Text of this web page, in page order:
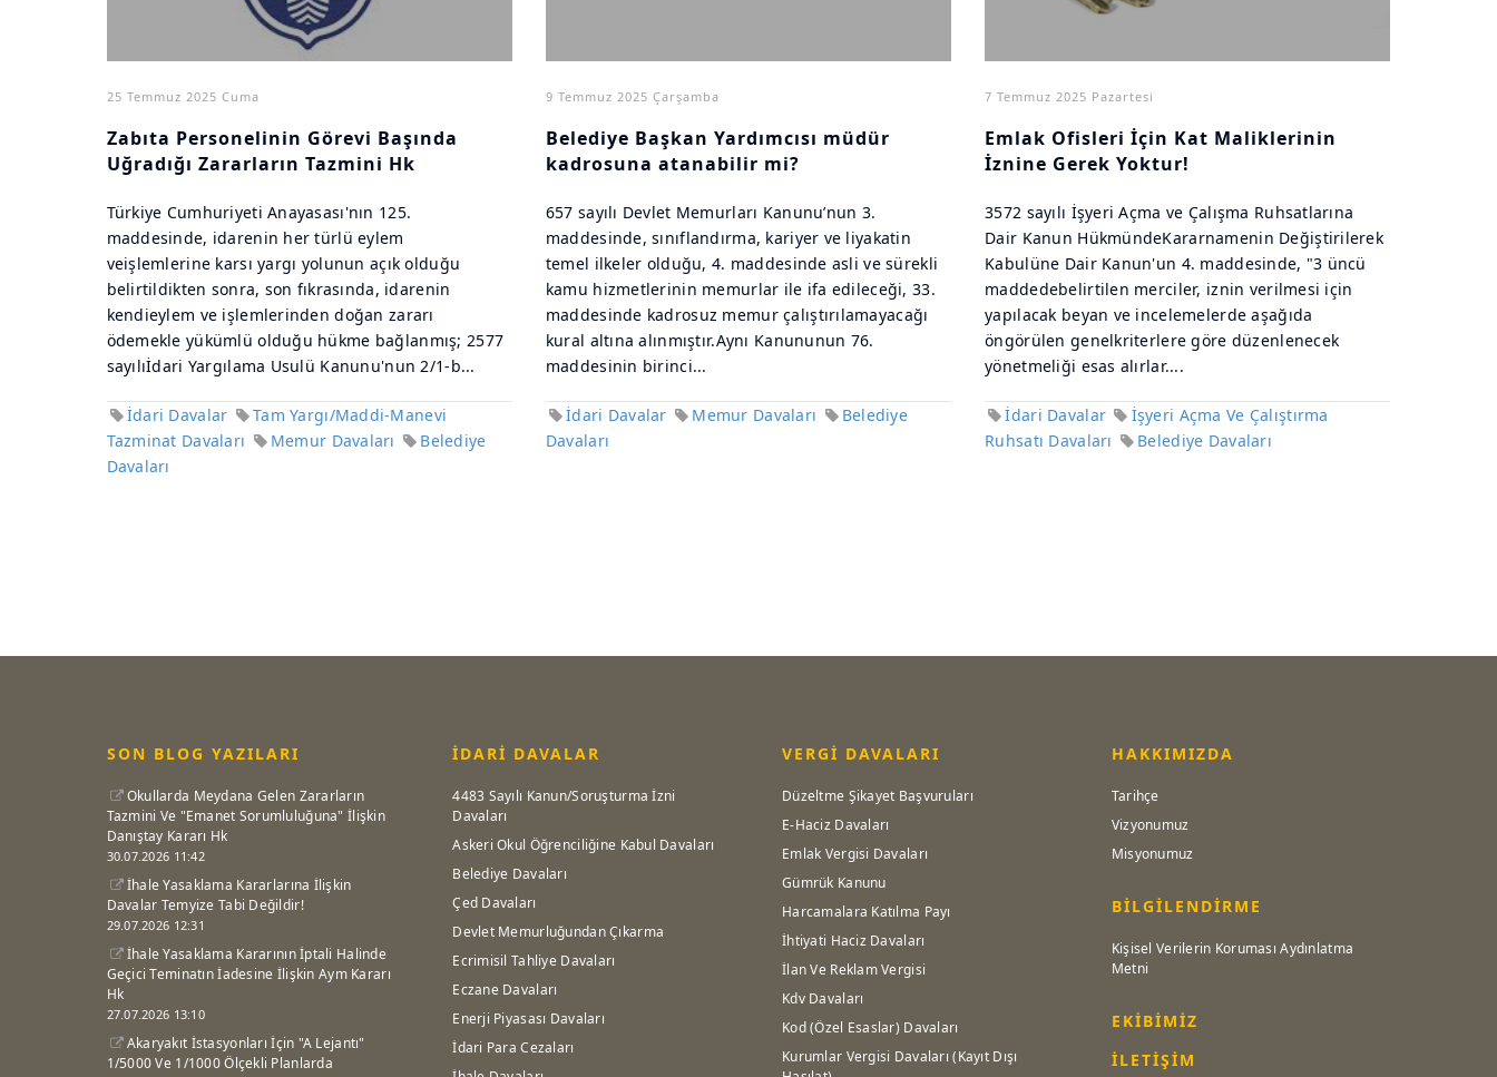
25 Temmuz 2025 Cuma
Zabıta Personelinin Görevi Başında
Uğradığı Zararların Tazmini Hk
Türkiye Cumhuriyeti Anayasası'nın 125.
maddesinde, idarenin her türlü eylem
veişlemlerine karsı yargı yolunun açık olduğu
belirtildikten sonra, son fıkrasında, idarenin
kendieylem ve işlemlerinden doğan zararı
ödemekle yükümlü olduğu hükme bağlanmış; 2577
sayılıİdari Yargılama Usulü Kanunu'nun 2/1-b...
İdari Davalar
Tam Yargı/Maddi-Manevi
Tazminat Davaları
Memur Davaları
Belediye
Davaları
9 Temmuz 2025 Çarşamba
Belediye Başkan Yardımcısı müdür
kadrosuna atanabilir mi?
657 sayılı Devlet Memurları Kanunu’nun 3.
maddesinde, sınıflandırma, kariyer ve liyakatin
temel ilkeler olduğu, 4. maddesinde asli ve sürekli
kamu hizmetlerinin memurlar ile ifa edileceği, 33.
maddesinde kadrosuz memur çalıştırılamayacağı
kural altına alınmıştır.Aynı Kanununun 76.
maddesinin birinci...
İdari Davalar Memur Davaları
Belediye
Davaları
7 Temmuz 2025 Pazartesi
Emlak Ofisleri İçin Kat Maliklerinin
İznine Gerek Yoktur!
3572 sayılı İşyeri Açma ve Çalışma Ruhsatlarına
Dair Kanun HükmündeKararnamenin Değiştirilerek
Kabulüne Dair Kanun'un 4. maddesinde, "3 üncü
maddedebelirtilen merciler, iznin verilmesi için
yapılacak beyan ve incelemelerde aşağıda
öngörülen genelkriterlere göre düzenlenecek
yönetmeliği esas alırlar....
İdari Davalar
İşyeri Açma Ve Çalıştırma
Ruhsatı Davaları
Belediye Davaları
SON BLOG YAZILARI
Okullarda Meydana Gelen Zararların
Tazmini Ve "Emanet Sorumluluğuna" İlişkin
Danıştay Kararı Hk
30.07.2026 11:42
İhale Yasaklama Kararlarına İlişkin
Davalar Temyize Tabi Değildir!
29.07.2026 12:31
İhale Yasaklama Kararının İptali Halinde
Geçici Teminatın İadesine İlişkin Aym Kararı
Hk
27.07.2026 13:10
Akaryakıt İstasyonları İçin "A Lejantı"
1/5000 Ve 1/1000 Ölçekli Planlarda
İDARİ DAVALAR
4483 Sayılı Kanun/Soruşturma İzni
Davaları
Askeri Okul Öğrenciliğine Kabul Davaları
Belediye Davaları
Çed Davaları
Devlet Memurluğundan Çıkarma
Ecrimisil Tahliye Davaları
Eczane Davaları
Enerji Piyasası Davaları
İdari Para Cezaları
VERGİ DAVALARI
Düzeltme Şikayet Başvuruları
E-Haciz Davaları
Emlak Vergisi Davaları
Gümrük Kanunu
Harcamalara Katılma Payı
İhtiyati Haciz Davaları
İlan Ve Reklam Vergisi
Kdv Davaları
Kod (Özel Esaslar) Davaları
Kurumlar Vergisi Davaları (Kayıt Dışı
HAKKIMIZDA
Tarihçe
Vizyonumuz
Misyonumuz
BİLGİLENDİRME
Kişisel Verilerin Koruması Aydınlatma
Metni
EKİBİMİZ
İLETİŞİM